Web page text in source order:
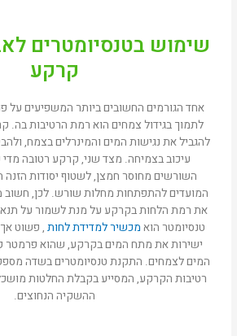
שימוש בטנסיומטרים
קרקע
אחד הגורמים החשובים ביותר המשפיעים על
לתמוך בגידול צמחים הוא רמת הרטיבות בה.
להגביל את נגישות המים והמינרלים בצמח,
עיכוב בצמיחה. מצד שני, קרקע רטובה מדי
השורשים מחוסר חמצן, לשטוף יסודות הזנה
המועדים להתפתחות מחלות שורש. לכן, חשוב
את רמת הלחות בקרקע על מנת לשמור על
טנסיומטר הוא מכשיר למדידת לחות , פשוט
ישירות את מתח המים בקרקע, שהוא פרמטר
המים לצמחים. התקנת טנסיומטרים בשדה
רטיבות הקרקע, המסייע בקבלת החלטות
ההשקיה הנחוצים.